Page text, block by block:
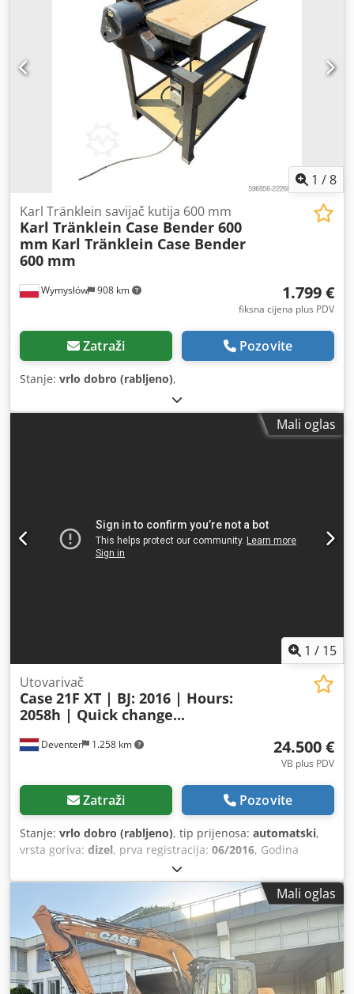
1 /8
Wymysłów 908 km
Karl Tränklein savijač kutija 600 mm
Karl Tränklein Case Bender 600
mm Karl Tränklein Case Bender
600 mm
1.799 €
fiksna cijena plus PDV
Zatraži Pozovite
Stanje: vrlo dobro (rabljeno),
Mali oglas
1 / 15
Deventer 1.258 km
Utovarivač
Case 21F XT | BJ: 2016 | Hours:
2058h | Quick change...
24.500 €
VB plus PDV
Zatraži Pozovite
Stanje: vrlo dobro (rabljeno), tip prijenosa: automatski,
vrsta goriva: dizel, prva registracija: 06/2016, Godina
2.058 h
Mali oglas